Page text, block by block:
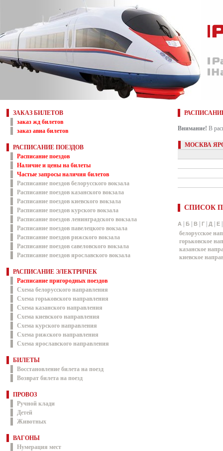
ЗАКАЗ БИЛЕТОВ
заказ жд билетов
заказ авиа билетов
РАСПИСАНИЕ ПОЕЗДОВ
Расписание поездов
Наличие и цены на билеты
Частые запросы наличия билетов
Расписание поездов белорусского вокзала
Расписание поездов казанского вокзала
Расписание поездов киевского вокзала
Расписание поездов курского вокзала
Расписание поездов ленинградского вокзала
Расписание поездов павелецкого вокзала
Расписание поездов рижского вокзала
Расписание поездов савеловского вокзала
Расписание поездов ярославского вокзала
РАСПИСАНИЕ ЭЛЕКТРИЧЕК
Расписание пригородных поездов
Схема белорусского направления
Схема горьковского направления
Схема казанского направления
Схема киевского направления
Схема курского направления
Схема рижского направления
Схема ярославского направления
БИЛЕТЫ
Восстановление билета на поезд
Возврат билета на поезд
ПРОВОЗ
Ручной клади
Детей
Животных
ВАГОНЫ
Нумерация мест
Внимание! В
МОСКВА
СПИСОК
А Б В Г Д Е
белорусское
горьковское
казанское
киевское